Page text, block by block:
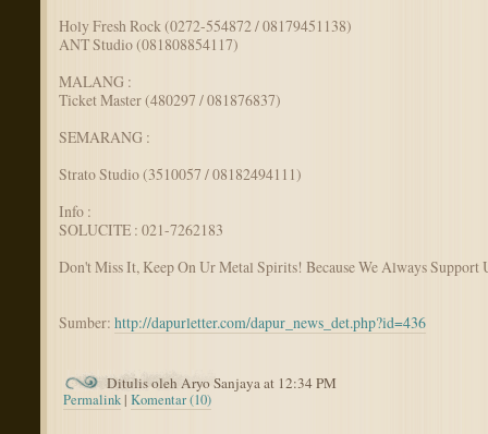
Holy Fresh Rock (0272-554872 / 08179451138)
ANT Studio (081808854117)
MALANG :
Ticket Master (480297 / 081876837)
SEMARANG :
Strato Studio (3510057 / 08182494111)
Info :
SOLUCITE : 021-7262183
Don't Miss It, Keep On Ur Metal Spirits! Because We Always Support
Sumber: http://dapurletter.com/dapur_news_det.php?id=436
Ditulis oleh Aryo Sanjaya at 12:34 PM
Permalink |Komentar (10)